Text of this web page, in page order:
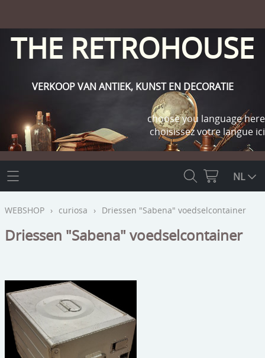
THE RETROHOUSE
VERKOOP VAN ANTIEK, KUNST EN DECORATIE
choose you language here
choisissez votre langue ici
THE RETROHOUSE
WEBSHOP
OUTLET
beelden
meubels
reclamevoorwerpen/merken
curiosa
INFO
CONTACT
NL
WEBSHOP › curiosa › Driessen "Sabena" voedselcontainer
Driessen "Sabena" voedselcontainer